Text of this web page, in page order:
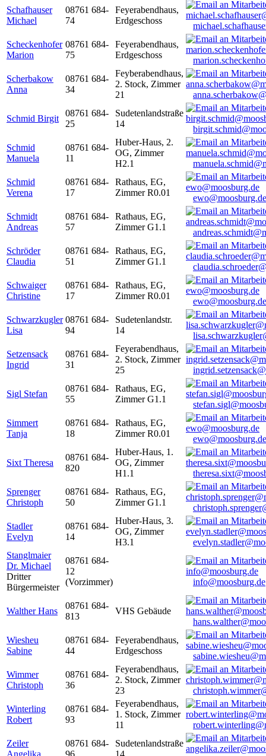
Schafhauser
Michael
08761 684-
74
Feyerabendhaus,
Erdgeschoss
Scheckenhofer
Marion
08761 684-
75
Feyerabendhaus,
Erdgeschoss
Scherbakow
Anna
08761 684-
34
Feyberabendhaus,
2. Stock, Zimmer
21
Schmid Birgit
08761 684-
25
Sudetenlandstraße
14
Schmid
Manuela
08761 684-
11
Huber-Haus, 2.
OG, Zimmer
H2.1
Schmid
Verena
08761 684-
17
Rathaus, EG,
Zimmer R0.01
ewo@moosburg.de
Schmidt
Andreas
08761 684-
57
Rathaus, EG,
Zimmer G1.1
Schröder
Claudia
08761 684-
51
Rathaus, EG,
Zimmer G1.1
Schwaiger
Christine
08761 684-
17
Rathaus, EG,
Zimmer R0.01
ewo@moosburg.de
Schwarzkugler
Lisa
08761 684-
94
Sudetenlandstr.
14
Setzensack
Ingrid
08761 684-
31
Feyerabendhaus,
2. Stock, Zimmer
25
Sigl Stefan
08761 684-
55
Rathaus, EG,
Zimmer G1.1
Simmert
Tanja
08761 684-
18
Rathaus, EG,
Zimmer R0.01
ewo@moosburg.de
Sixt Theresa
08761 684-
820
Huber-Haus, 1.
OG, Zimmer
H1.1
Sprenger
Christoph
08761 684-
50
Rathaus, EG,
Zimmer G1.1
Stadler
Evelyn
08761 684-
14
Huber-Haus, 3.
OG, Zimmer
H3.1
Stanglmaier
Dr. Michael
Dritter
Bürgermeister
08761 684-
12
(Vorzimmer)
info@moosburg.de
Walther Hans
08761 684-
813
VHS Gebäude
Wiesheu
Sabine
08761 684-
44
Feyerabendhaus,
Erdgeschoss
Wimmer
Christoph
08761 684-
36
Feyerabendhaus,
2. Stock, Zimmer
23
Winterling
Robert
08761 684-
93
Feyerabendhaus,
1. Stock, Zimmer
11
Zeiler
Angelika
08761 684-
96
Sudetenlandstraße
14